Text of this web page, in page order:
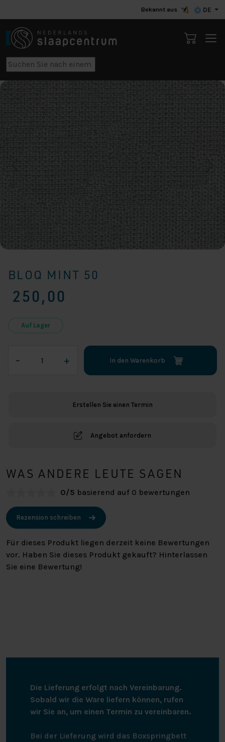
Bekannt aus DE
BLOQ MINT 50
250,00
Auf Lager
–
mint
+ In den Warenkorb
Erstellen Sie einen Termin
Angebot anfordern
WAS ANDERE LEUTE SAGEN
0/5 basierend auf 0 bewertungen
Rezension schreiben
Für dieses Produkt liegen derzeit keine Bewertungen
vor. Haben Sie dieses Produkt gekauft? Hinterlassen
Sie eine Bewertung!
Die Lieferung erfolgt nach Vereinbarung.
Sobald wir die Ware liefern können, rufen
wir Sie an, um einen Termin zu vereinbaren.
Bei der Lieferung wird das Boxspringbett